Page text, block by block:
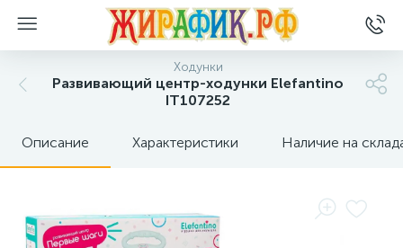
Ходунки
Развивающий центр-ходунки Elefantino
IT107252
Описание Характеристики Наличие на